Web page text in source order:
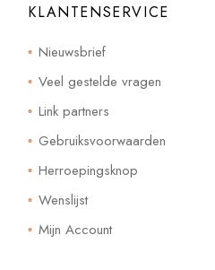
KLANTENSERVICE
Nieuwsbrief
Veel gestelde vragen
Link partners
Gebruiksvoorwaarden
Herroepingsknop
Wenslijst
Mijn Account